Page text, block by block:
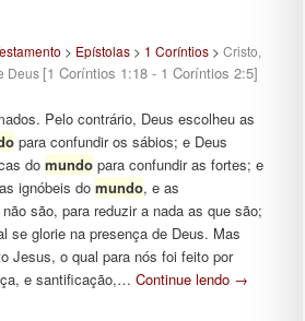
> Epístolas> 1 Coríntios> Cristo,
Deus [1 Coríntios 1:18 - 1 Coríntios 2:5]
Pelo contrário, Deus escolheu as
para confundir os sábios; e Deus
do mundopara confundir as fortes; e
ignóbeis do mundo, e as
são, para reduzir a nada as que são;
se glorie na presença de Deus. Mas
Jesus, o qual para nós foi feito por
e santificação,… Continue lendo →